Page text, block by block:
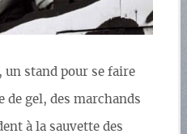
un stand pour se faire
de gel, des marchands
à la sauvette des